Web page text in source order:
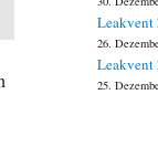
26.
25.